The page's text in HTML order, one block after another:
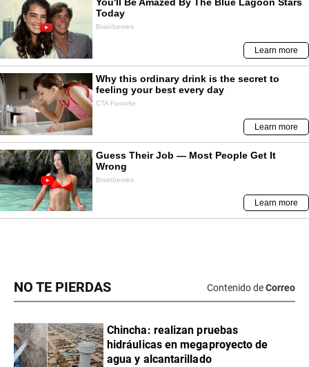
NO TE PIERDAS Contenido deCorreo
Chincha: realizan pruebas
hidráulicas en megaproyecto de
agua y alcantarillado